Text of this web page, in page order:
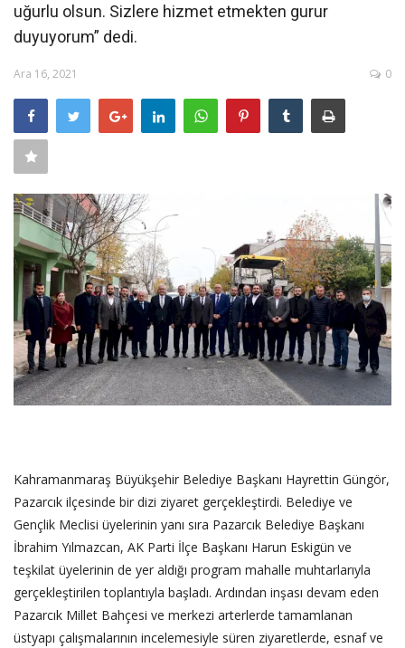
FOTO GALERİ
KÜLTÜR SANAT
SAĞLIK
FİRMA HABER
OTURUM AÇ
uğurlu olsun. Sizlere hizmet etmekten gurur
duyuyorum” dedi.
Ara 16, 2021 0
Kahramanmaraş Büyükşehir Belediye Başkanı Hayrettin Güngör,
Pazarcık ilçesinde bir dizi ziyaret gerçekleştirdi. Belediye ve
Gençlik Meclisi üyelerinin yanı sıra Pazarcık Belediye Başkanı
İbrahim Yılmazcan, AK Parti İlçe Başkanı Harun Eskigün ve
teşkilat üyelerinin de yer aldığı program mahalle muhtarlarıyla
gerçekleştirilen toplantıyla başladı. Ardından inşası devam eden
Pazarcık Millet Bahçesi ve merkezi arterlerde tamamlanan
üstyapı çalışmalarının incelemesiyle süren ziyaretlerde, esnaf ve